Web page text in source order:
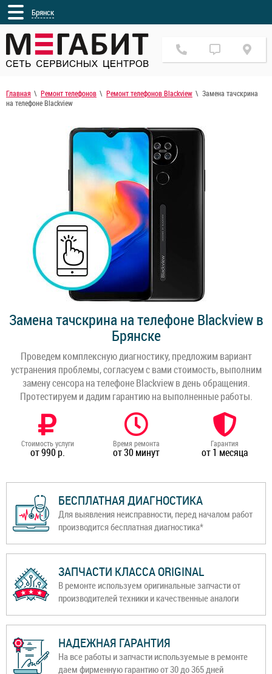
Брянск
Главная Ремонт телефонов Ремонт телефонов Blackview
Замена тачскрина
на телефоне Blackview
Замена тачскрина на телефоне Blackview в
Брянске
Проведем комплексную диагностику, предложим вариант
устранения проблемы, согласуем с вами стоимость, выполним
замену сенсора на телефоне Blackview в день обращения.
Протестируем и дадим гарантию на выполненные работы.
Стоимость услуги
от 990 р.
Время ремонта
от 30 минут
Гарантия
от 1 месяца
БЕСПЛАТНАЯ ДИАГНОСТИКА
Для выявления неисправности, перед началом работ
производится бесплатная диагностика*
ЗАПЧАСТИ КЛАССА ORIGINAL
В ремонте используем оригинальные запчасти от
производителей техники и качественные аналоги
НАДЕЖНАЯ ГАРАНТИЯ
На все работы и запчасти используемые в ремонте
даем фирменную гарантию от 30 до 365 дней